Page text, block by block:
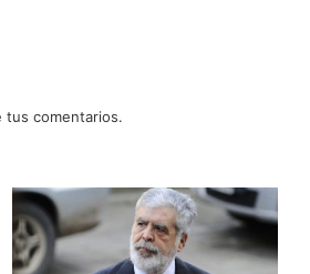
tus comentarios.